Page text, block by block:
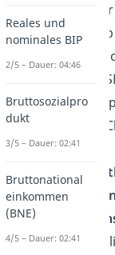
Ein Beispiel
Niederlanden:
darf das größte
Unternehmen
beschränkt
Hardware nach
Gleichgewicht
Reales und
nominales BIP
2/5 – Dauer: 04:46
Bruttosozialpro
dukt
3/5 – Dauer: 02:41
Bruttonational
einkommen
(BNE)
4/5 – Dauer: 02:41